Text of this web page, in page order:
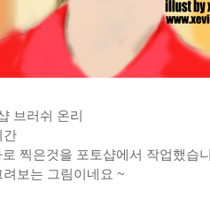
브러쉬 온리
간
찍은것을 포토샵에서 작업했습
보는 그림이네요 ~